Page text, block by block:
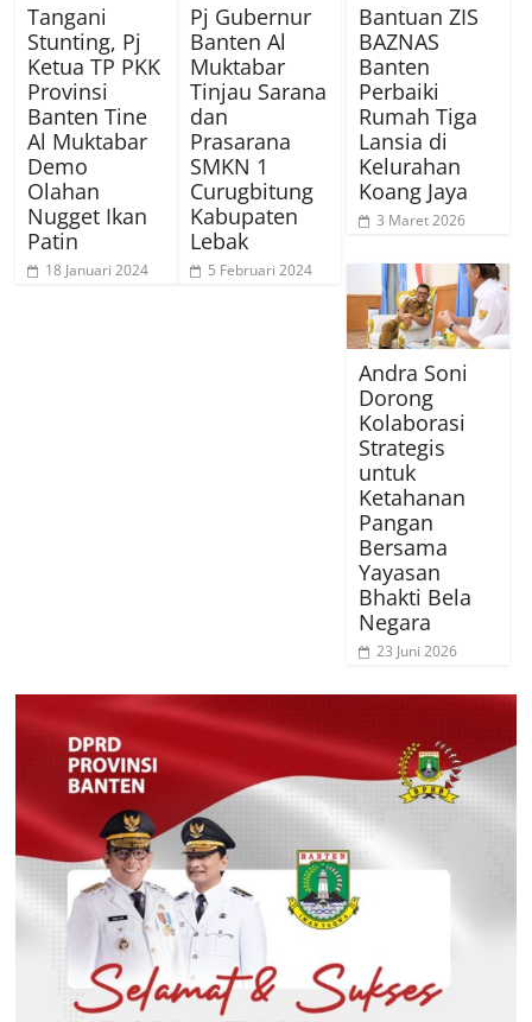
Tangani
Stunting, Pj
Ketua TP PKK
Provinsi
Banten Tine
Al Muktabar
Demo
Olahan
Nugget Ikan
Patin
18 Januari 2024
Pj Gubernur
Banten Al
Muktabar
Tinjau Sarana
dan
Prasarana
SMKN 1
Curugbitung
Kabupaten
Lebak
5 Februari 2024
Bantuan ZIS
BAZNAS
Banten
Perbaiki
Rumah Tiga
Lansia di
Kelurahan
Koang Jaya
3 Maret 2026
Andra Soni
Dorong
Kolaborasi
Strategis
untuk
Ketahanan
Pangan
Bersama
Yayasan
Bhakti Bela
Negara
23 Juni 2026